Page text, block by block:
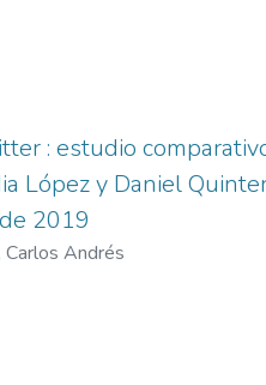
: estudio
López y Daniel
2019
Carlos Andrés